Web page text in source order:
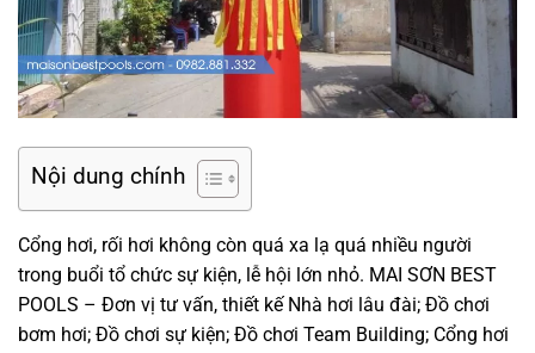
Nội dung chính
Cổng hơi, rối hơi không còn quá xa lạ quá nhiều người
trong buổi tổ chức sự kiện, lễ hội lớn nhỏ. MAI SƠN BEST
POOLS – Đơn vị tư vấn, thiết kế Nhà hơi lâu đài; Đồ chơi
bơm hơi; Đồ chơi sự kiện; Đồ chơi Team Building; Cổng hơi